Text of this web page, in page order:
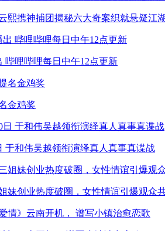
熙携神捕团揭秘六大奇案织就悬疑江湖
哔哩哔哩每日中午12点更新
金鸡奖
于和伟吴越领衔演绎真人真事真谍战
妹创业热度破圈，女性情谊引爆观众